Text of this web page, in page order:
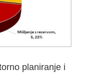
planiranje i